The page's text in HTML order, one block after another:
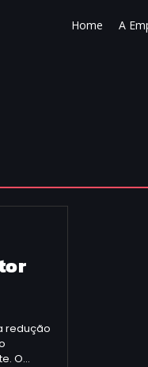
Home A
redução
O…